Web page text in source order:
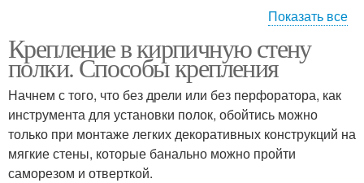
кирпичной стены
Показать все
Крепление в кирпичную стену
полки. Способы крепления
Начнем с того, что без дрели или без перфоратора, как
инструмента для установки полок, обойтись можно
только при монтаже легких декоративных конструкций на
мягкие стены, которые банально можно пройти
саморезом и отверткой.